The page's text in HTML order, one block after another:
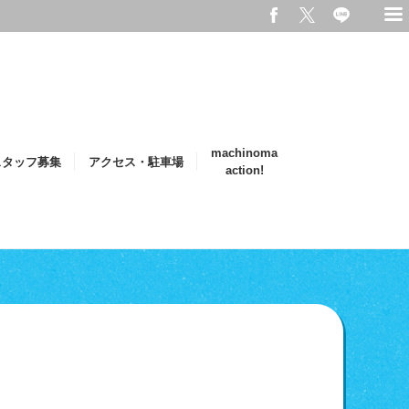
ッフ募集 アクセス・駐車場
machinoma
action!